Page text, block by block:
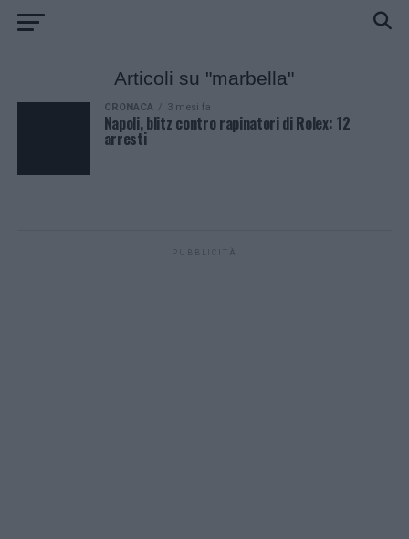
Articoli su "marbella"
CRONACA 3 mesi fa
Napoli, blitz contro rapinatori di Rolex: 12
arresti
PUBBLICITÀ